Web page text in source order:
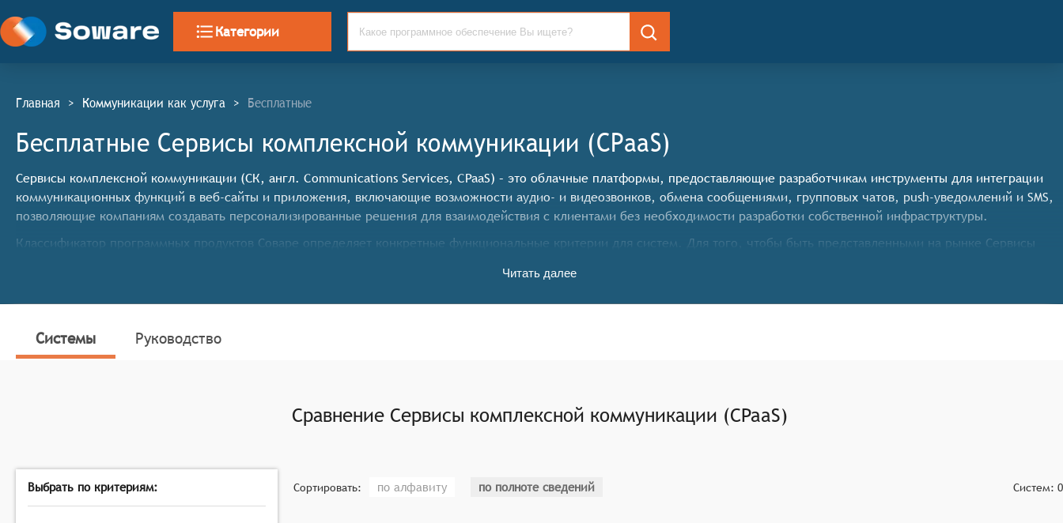
Категории
Главная > Коммуникации как услуга > Бесплатные
Бесплатные Сервисы комплексной коммуникации (CPaaS)
Сервисы комплексной коммуникации (СК, англ. Communications Services, CPaaS) – это облачные платформы, предоставляющие разработчикам инструменты для интеграции
коммуникационных функций в веб-сайты и приложения, включающие возможности аудио- и видеозвонков, обмена сообщениями, групповых чатов, push-уведомлений и SMS,
позволяющие компаниям создавать персонализированные решения для взаимодействия с клиентами без необходимости разработки собственной инфраструктуры.
Классификатор программных продуктов Соваре определяет конкретные функциональные критерии для систем. Для того, чтобы быть представленными на рынке Сервисы
отправка push-уведомлений на мобильные устройства и другие клиентские приложения,
интеграция функций отправки и получения SMS-сообщений,
Читать далее
Системы Руководство
Сравнение Сервисы комплексной коммуникации (CPaaS)
Выбрать по критериям: Сортировать: по алфавиту по полноте сведений Систем: 0